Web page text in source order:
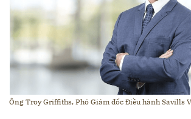
Ông Troy Griffiths, Phó Giám đốc Điều hành Savills